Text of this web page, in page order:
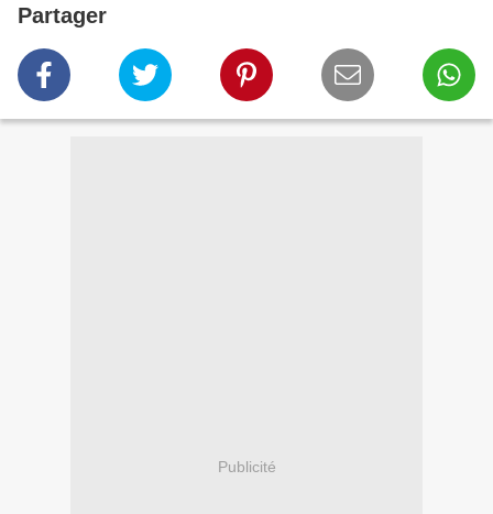
Partager
Publicité